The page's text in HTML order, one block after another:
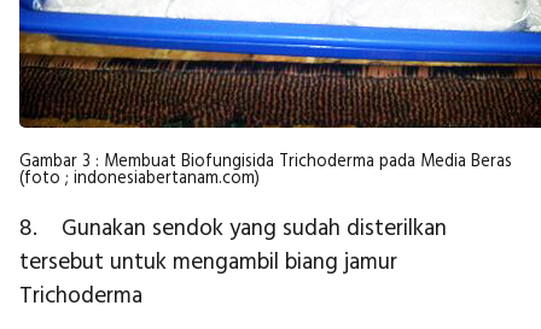
Gambar 3 : Membuat Biofungisida Trichoderma pada Media Beras
(foto ; indonesiabertanam.com)
8. Gunakan sendok yang sudah disterilkan
tersebut untuk mengambil biang jamur
Trichoderma